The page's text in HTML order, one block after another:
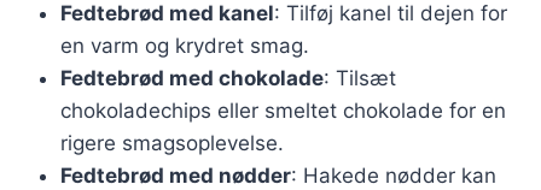
Fedtebrød med kanel: Tilføj kanel til dejen for
en varm og krydret smag.
Fedtebrød med chokolade: Tilsæt
chokoladechips eller smeltet chokolade for en
rigere smagsoplevelse.
Fedtebrød med nødder: Hakede nødder kan